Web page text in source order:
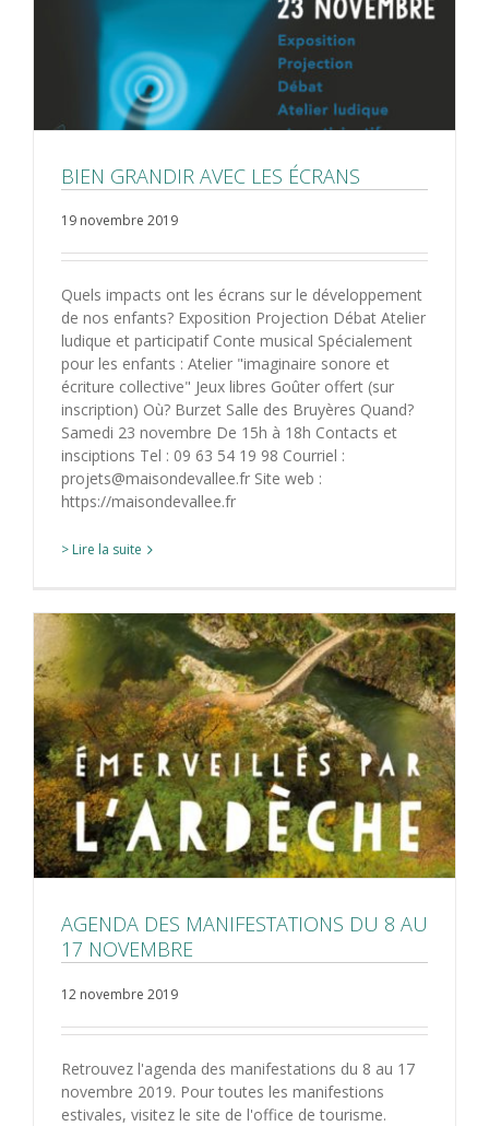
BIEN GRANDIR AVEC LES ÉCRANS
19 novembre 2019
Quels impacts ont les écrans sur le développement
de nos enfants? Exposition Projection Débat Atelier
ludique et participatif Conte musical Spécialement
pour les enfants : Atelier "imaginaire sonore et
écriture collective" Jeux libres Goûter offert (sur
inscription) Où? Burzet Salle des Bruyères Quand?
Samedi 23 novembre De 15h à 18h Contacts et
insciptions Tel : 09 63 54 19 98 Courriel :
projets@maisondevallee.fr Site web :
https://maisondevallee.fr
> Lire la suite
AGENDA DES MANIFESTATIONS DU 8 AU
17 NOVEMBRE
12 novembre 2019
Retrouvez l'agenda des manifestations du 8 au 17
novembre 2019. Pour toutes les manifestions
estivales, visitez le site de l'office de tourisme.